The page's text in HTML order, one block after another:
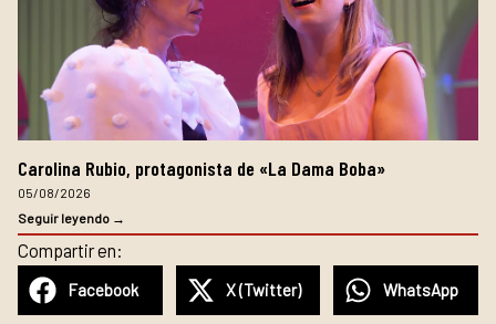
Carolina Rubio, protagonista de «La Dama Boba»
05/08/2026
Seguir leyendo →
Compartir en:
Facebook X (Twitter) WhatsApp